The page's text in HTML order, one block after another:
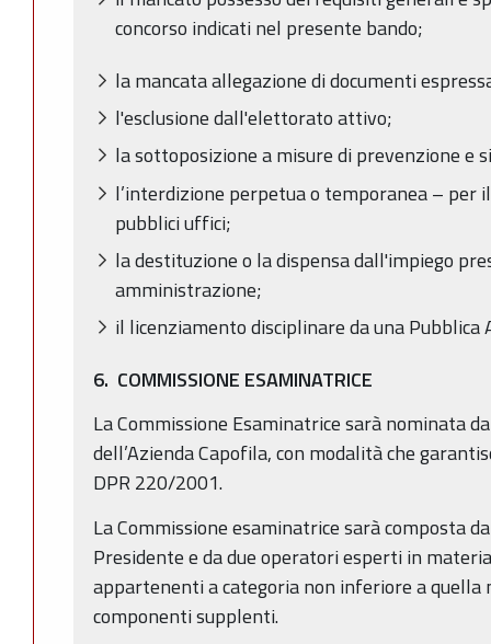
concorso indicati nel presente bando;
la mancata allegazione di documenti
l'esclusione dall'elettorato attivo;
la sottoposizione a misure di prevenzione e
l’interdizione perpetua o temporanea – per
pubblici uffici;
la destituzione o la dispensa dall'impiego
amministrazione;
il licenziamento disciplinare da una
6. COMMISSIONE ESAMINATRICE
La Commissione Esaminatrice sarà nominata
dell’Azienda Capofila, con modalità che
DPR 220/2001.
La Commissione esaminatrice sarà composta
Presidente e da due operatori esperti in
appartenenti a categoria non inferiore a quella
componenti supplenti.